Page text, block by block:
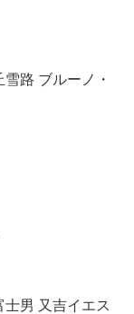
路 ブルーノ・
男 又吉イエス